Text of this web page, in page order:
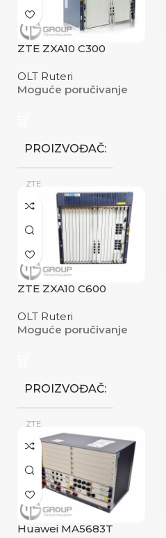
ZTE ZXA10 C300
OLT Ruteri
Moguće poručivanje
PROIZVOĐAČ
ZTE
STANJE
ZTE ZXA10 C600
OLT Ruteri
Moguće poručivanje
PROIZVOĐAČ
ZTE
STANJE
Huawei MA5683T